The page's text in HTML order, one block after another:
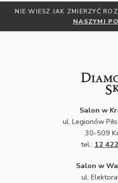
NIE WIESZ JAK ZMIERZYĆ
NASZYMI
Salon w
ul. Legionów
30-509
tel.: 12
Salon w
ul.